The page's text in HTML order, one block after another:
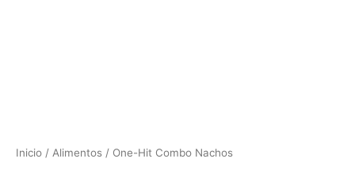
Inicio / Alimentos / One-Hit Combo Nachos
Hit